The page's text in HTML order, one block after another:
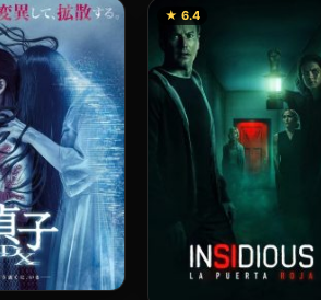
★ 6.4